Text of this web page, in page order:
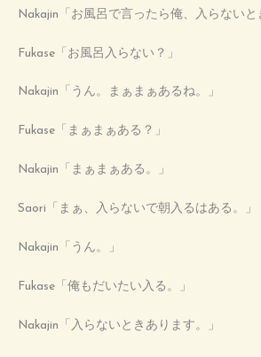
Nakajin「お風呂で言ったら俺、入らないと
Fukase「お風呂入らない？」
Nakajin「うん。まぁまぁあるね。」
Fukase「まぁまぁある？」
Nakajin「まぁまぁある。」
Saori「まぁ、入らないで朝入るはある。」
Nakajin「うん。」
Fukase「俺もだいたい入る。」
Nakajin「入らないときあります。」